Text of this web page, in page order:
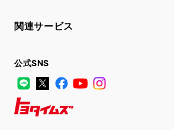
関連サービス
公式SNS
LINE
X FacebookYouTube